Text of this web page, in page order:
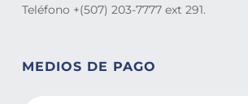
Teléfono +(507) 203-7777 ext 291.
MEDIOS DE PAGO